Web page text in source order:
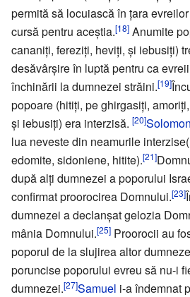
permită să locuiască în ţara
cursă pentru aceştia.[18] Anumite
cananiţi, fereziţi, heviţi, şi iebusiţi)
desăvârşire în luptă pentru ca
închinării la dumnezei străini.[19]
popoare (hitiţi, pe ghirgasiţi,
şi iebusiţi) era interzisă. [20]Solomon
lua neveste din neamurile
edomite, sidoniene, hitite).[21]
după alţi dumnezei a poporului
confirmat proorocirea Domnului.[23]
dumnezei a declanşat gelozia
mânia Domnului.[25] Proorocii au
poporul de la slujirea altor
poruncise poporului evreu să nu-i
dumnezei.[27]Samuel i-a îndemnat